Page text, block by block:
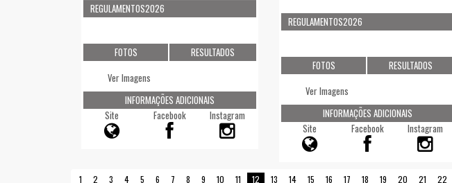
REGULAMENTOS2026
FOTOS
Ver Imagens
RESULTADOS
INFORMAÇÕES ADICIONAIS
Site
Facebook Instagram
REGULAMENTOS2026
FOTOS
Ver Imagens
RESULTADOS
INFORMAÇÕES ADICIONAIS
Site
Facebook Instagram
1 2 3 4 5 6 7 8 9 10 11 12 13 14 15 16 17 18 19 20 21 22